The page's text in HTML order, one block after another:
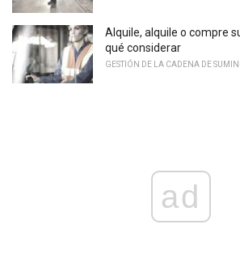
Alquile, alquile o compre
qué considerar
GESTIÓN DE LA CADENA DE
ad